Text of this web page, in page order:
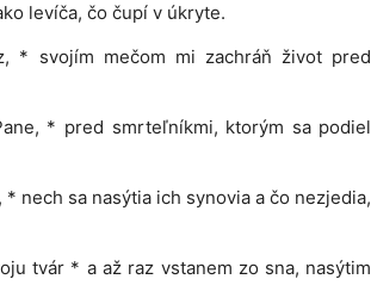
levíča, čo čupí v úkryte.
* svojím mečom mi zachráň život pred
* pred smrteľníkmi, ktorým sa podiel
nech sa nasýtia ich synovia a čo nezjedia,
tvár * a až raz vstanem zo sna, nasýtim